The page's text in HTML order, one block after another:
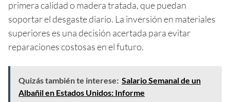
primera calidad o madera tratada, que puedan
soportar el desgaste diario. La inversión en materiales
superiores es una decisión acertada para evitar
reparaciones costosas en el futuro.
Quizás también te interese: Salario Semanal de un
Albañil en Estados Unidos: Informe